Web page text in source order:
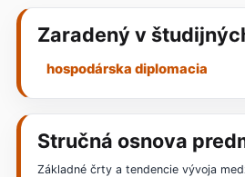
Zaradený v
hospodárska diplomacia
Stručná osnova
Základné črty a tendencie vývoja